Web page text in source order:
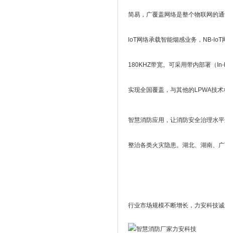
简易，广覆盖网络是整个物联网的
loT网络承载智能烟感业务，NB-
180KHZ带宽。可采用带内部署（
实现全国覆盖，与其他的LPWA技术
智慧消防应用，让消防安全治理水
整治各类火灾隐患。湖北、湖南、
行业市场规模不断增长，力安科技